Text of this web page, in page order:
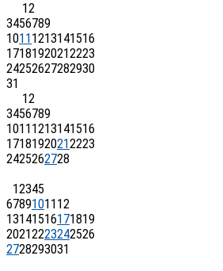
12
3456789
1011 1213141516
17181920212223
24252627282930
31
12
3456789
1011 1213141516
17181920212223
2425262728
12345
67891011 12
13141516171819
20212223242526
2728293031